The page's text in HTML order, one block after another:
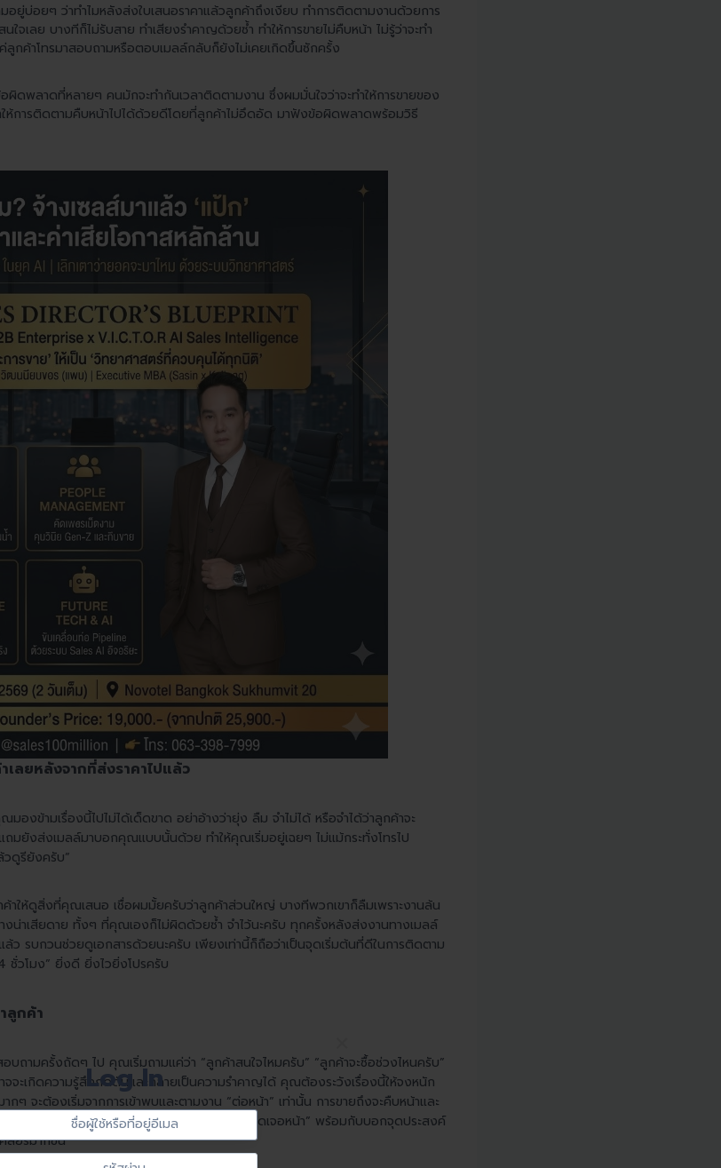
Log In
อยู่บ่อยๆ ว่าทำไมหลังส่งใบเสนอราคาแล้วลูกค้าถึงเงียบ ทำการติดตามงานด้วยการ
ใจเลย บางทีก็ไม่รับสาย ทำเสียงรำคาญด้วยซ้ำ ทำให้การขายไม่คืบหน้า ไม่รู้ว่าจะทำ
ลูกค้าโทรมาสอบถามหรือตอบเมลล์กลับก็ยังไม่เคยเกิดขึ้นซักครั้ง
ผิดพลาดที่หลายๆ คนมักจะทำกันเวลาติดตามงาน ซึ่งผมมั่นใจว่าจะทำให้การขายของ
ห้การติดตามคืบหน้าไปได้ด้วยดีโดยที่ลูกค้าไม่อึดอัด มาฟังข้อผิดพลาดพร้อมวิธี
เลยหลังจากที่ส่งราคาไปแล้ว
องข้ามเรื่องนี้ไปไม่ได้เด็ดขาด อย่าอ้างว่ายุ่ง ลืม จำไม่ได้ หรือจำได้ว่าลูกค้าจะ
มยังส่งเมลล์มาบอกคุณแบบนั้นด้วย ทำให้คุณเริ่มอยู่เฉยๆ ไม่แม้กระทั่งโทรไป
วดูรียังครับ”
ค้าให้ดูสิ่งที่คุณเสนอ เชื่อผมมั้ยครับว่าลูกค้าส่วนใหญ่ บางทีพวกเขาก็ลืมเพราะงานล้น
งน่าเสียดาย ทั้งๆ ที่คุณเองก็ไม่ผิดด้วยซ้ำ จำไว้นะครับ ทุกครั้งหลังส่งงานทางเมลล์
ว รบกวนช่วยดูเอกสารด้วยนะครับ เพียงเท่านี้ก็ถือว่าเป็นจุดเริ่มต้นที่ดีในการติดตาม
วโมง” ยิ่งดี ยิ่งไวยิ่งโปรครับ
ลูกค้า
บถามครั้งถัดๆ ไป คุณเริ่มถามแค่ว่า “ลูกค้าสนใจไหมครับ” “ลูกค้าจะซื้อช่วงไหนครับ”
จะเกิดความรู้สึกกดดันและกลายเป็นความรำคาญได้ คุณต้องระวังเรื่องนี้ให้จงหนัก
ากๆ จะต้องเริ่มจากการเข้าพบและตามงาน “ต่อหน้า” เท่านั้น การขายถึงจะคืบหน้าและ
ทรไปหาลูกค้าจะต้องเริ่มจากการโทรไปเพื่อ “ทำนัดเจอหน้า” พร้อมกับบอกจุดประสงค์
ลียร์มากขึ้น